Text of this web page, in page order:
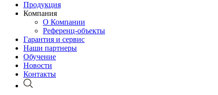
Продукция
Компания
О Компании
Референц-объекты
Гарантия и сервис
Наши партнеры
Обучение
Новости
Контакты